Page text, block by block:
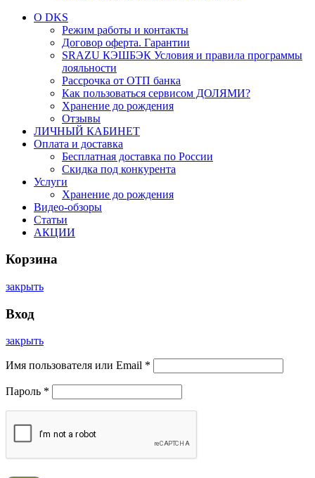
О DKS
Режим работы и контакты
Договор оферта. Гарантии
SRAZU КЭШБЭК Условия и правила программы
лояльности
Рассрочка от ОТП банка
Как пользоваться сервисом ДОЛЯМИ?
Хранение до рождения
Отзывы
ЛИЧНЫЙ КАБИНЕТ
Оплата и доставка
Бесплатная доставка по России
Скидка под конкурента
Услуги
Хранение до рождения
Видео-обзоры
Статьи
АКЦИИ
Корзина
закрыть
Вход
закрыть
Имя пользователя или Email *
Пароль *